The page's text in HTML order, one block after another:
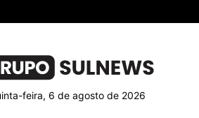
feira, 6 de agosto de 2026